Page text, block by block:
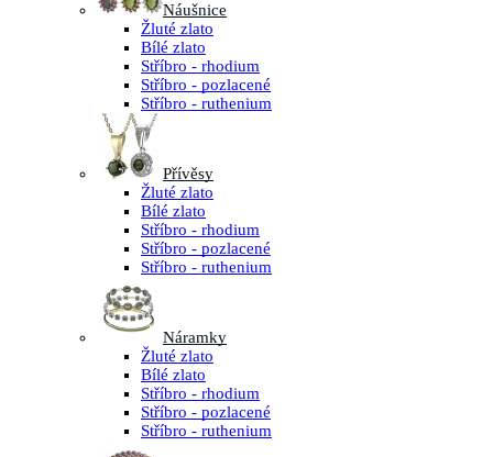
Náušnice
Žluté zlato
Bílé zlato
Stříbro - rhodium
Stříbro - pozlacené
Stříbro - ruthenium
Přívěsy
Žluté zlato
Bílé zlato
Stříbro - rhodium
Stříbro - pozlacené
Stříbro - ruthenium
Náramky
Žluté zlato
Bílé zlato
Stříbro - rhodium
Stříbro - pozlacené
Stříbro - ruthenium